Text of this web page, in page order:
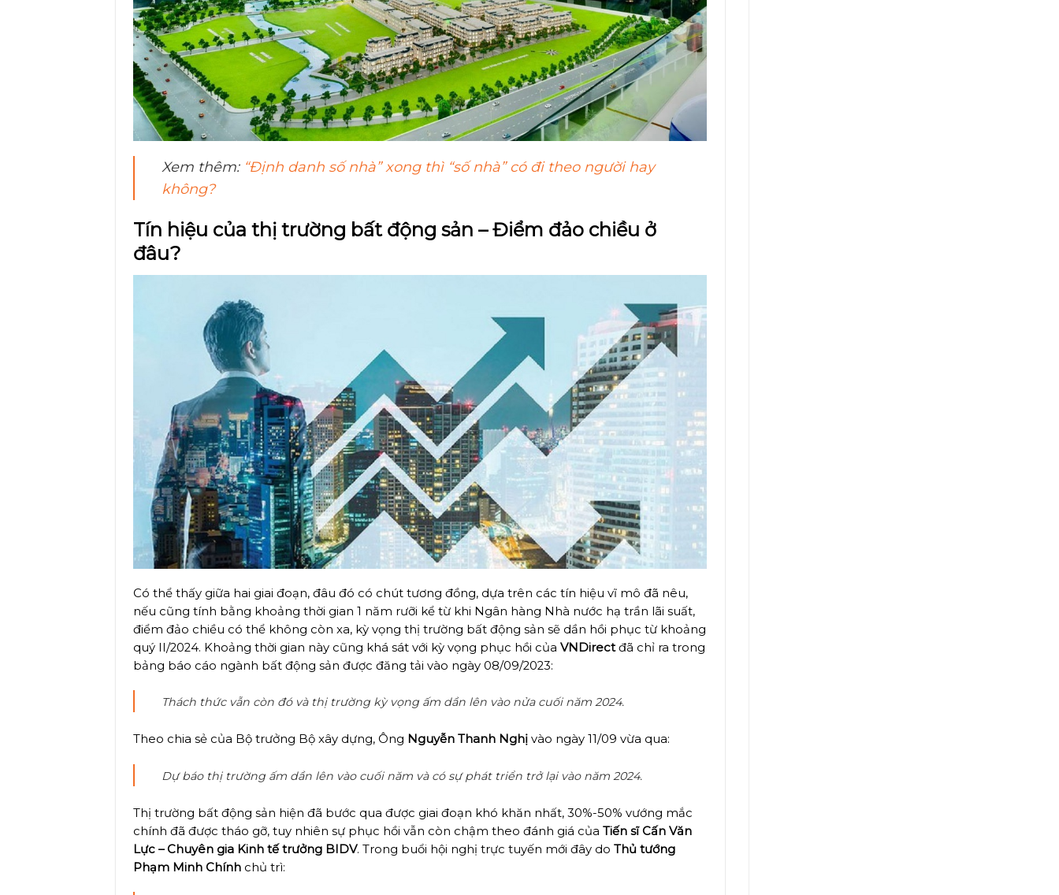
Xem thêm: “Định danh số nhà” xong thì “số nhà” có đi theo người hay
không?
Tín hiệu của thị trường bất động sản – Điểm đảo chiều ở
đâu?
Có thể thấy giữa hai giai đoạn, đâu đó có chút tương đồng, dựa trên các tín hiệu vĩ mô đã nêu,
nếu cũng tính bằng khoảng thời gian 1 năm rưỡi kể từ khi Ngân hàng Nhà nước hạ trần lãi suất,
điểm đảo chiều có thể không còn xa, kỳ vọng thị trường bất động sản sẽ dần hồi phục từ khoảng
quý II/2024. Khoảng thời gian này cũng khá sát với kỳ vọng phục hồi củaVNDirectđã chỉ ra trong
bảng báo cáo ngành bất động sản được đăng tải vào ngày 08/09/2023:
Thách thức vẫn còn đó và thị trường kỳ vọng ấm dần lên vào nửa cuối năm 2024.
Theo chia sẻ của Bộ trưởng Bộ xây dựng, Ông Nguyễn Thanh Nghị vào ngày 11/09 vừa qua:
Dự báo thị trường ấm dần lên vào cuối năm và có sự phát triển trở lại vào năm 2024.
Thị trường bất động sản hiện đã bước qua được giai đoạn khó khăn nhất, 30%-50% vướng mắc
chính đã được tháo gỡ, tuy nhiên sự phục hồi vẫn còn chậm theo đánh giá củaTiến sĩ Cấn Văn
Lực – Chuyên gia Kinh tế trưởng BIDV. Trong buổi hội nghị trực tuyến mới đây doThủ tướng
Phạm Minh Chính chủ trì: